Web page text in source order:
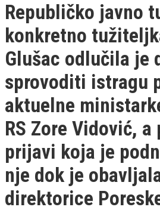
Republičko javno
konkretno
Glušac odlučila je
sprovoditi istragu
aktuelne
RS Zore Vidović,
prijavi koja je
nje dok je
direktorice